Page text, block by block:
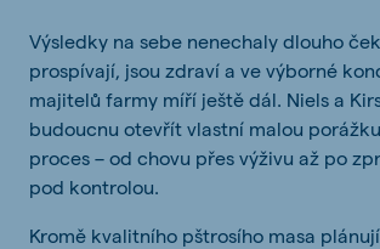
Výsledky na sebe nenechaly dlouho
prospívají, jsou zdraví a ve výborné
majitelů farmy míří ještě dál. Niels a
budoucnu otevřít vlastní malou
proces – od chovu přes výživu až po
pod kontrolou.
Kromě kvalitního pštrosího masa